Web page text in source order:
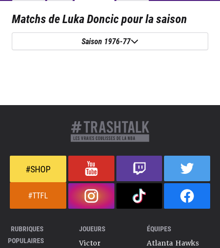
Matchs deLuka Doncicpour la saison
Saison 1976-77
#SHOP
#TTFL
RUBRIQUES
POPULAIRES
JOUEURS
Victor
ÉQUIPES
Atlanta Hawks